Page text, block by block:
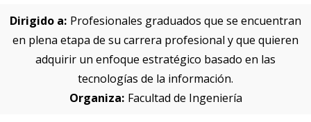
Dirigido a: Profesionales graduados que se encuentran
en plena etapa de su carrera profesional y que quieren
adquirir un enfoque estratégico basado en las
tecnologías de la información.
Organiza: Facultad de Ingeniería